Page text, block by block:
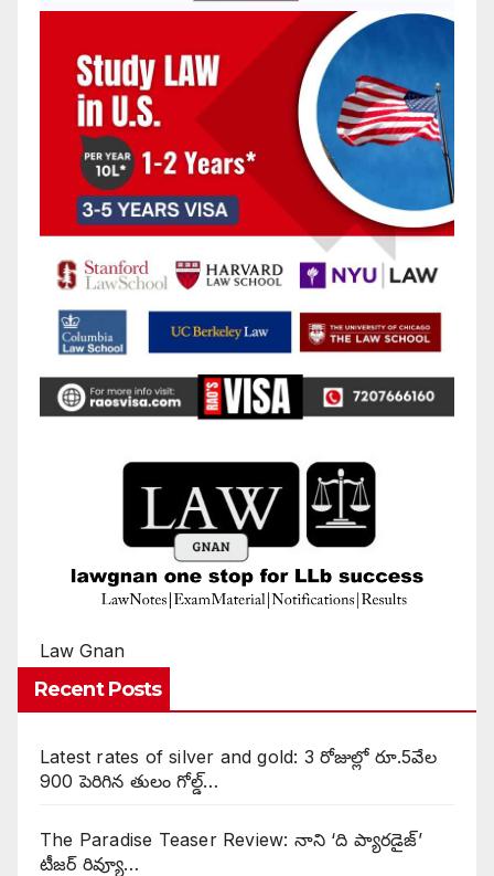
Law Gnan
Recent Posts
Latest rates of silver and gold: 3 రోజుల్లో రూ.5వేల
900 పెరిగిన తులం గోల్డ్…
The Paradise Teaser Review: నాని ‘ది ప్యారడైజ్’
టీజర్ రివ్యూ…